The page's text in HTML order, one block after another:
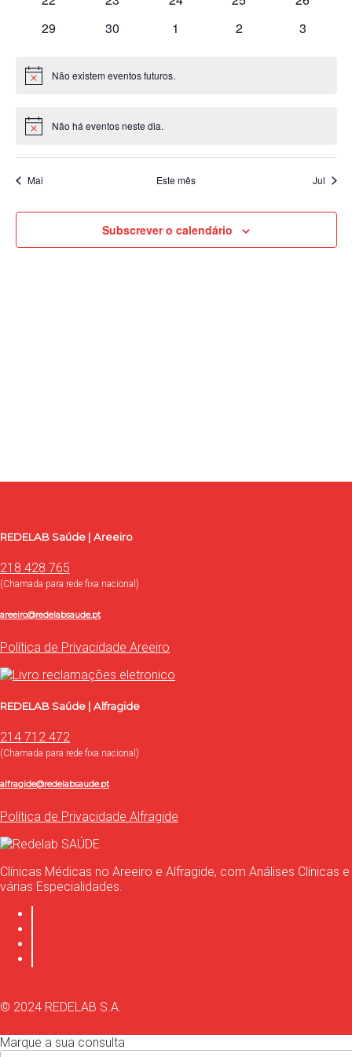
0
29
0
30
0
1
0
2
0
3
Aviso Não existem eventos futuros.
Aviso Não há eventos neste dia.
Mai Este mês Jul
Subscrever o calendário
REDELAB Saúde | Areeiro
218 428 765
(Chamada para rede fixa nacional)
areeiro@redelabsaude.pt
Política de Privacidade Areeiro
REDELAB Saúde | Alfragide
214 712 472
(Chamada para rede fixa nacional)
alfragide@redelabsaude.pt
Política de Privacidade Alfragide
Clínicas Médicas no Areeiro e Alfragide, com Análises Clínicas e
várias Especialidades.
© 2024 REDELAB S.A.
Marque a sua consulta